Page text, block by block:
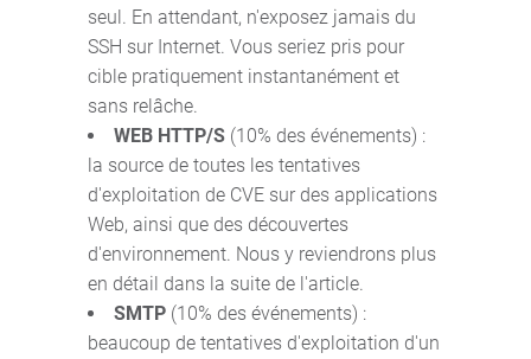
seul. En attendant, n'exposez jamais du
SSH sur Internet. Vous seriez pris pour
cible pratiquement instantanément et
sans relâche.
WEB HTTP/S (10% des événements) :
la source de toutes les tentatives
d'exploitation de CVE sur des applications
Web, ainsi que des découvertes
d'environnement. Nous y reviendrons plus
en détail dans la suite de l'article.
SMTP (10% des événements) :
beaucoup de tentatives d'exploitation d'un